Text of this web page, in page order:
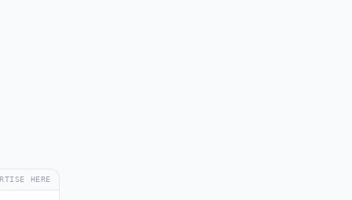
HERE